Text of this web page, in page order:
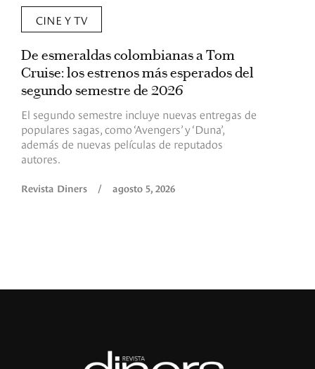
CINE Y TV
De esmeraldas colombianas a Tom
Cruise: los estrenos más esperados del
segundo semestre de 2026
El segundo semestre incluye nuevas entregas de
populares sagas, como ‘Avengers’ y ‘Duna’,
además de nuevas películas de reputados
autores.
Revista Diners / agosto 5, 2026